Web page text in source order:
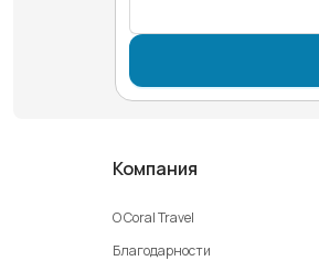
Компания
О Coral Travel
Благодарности